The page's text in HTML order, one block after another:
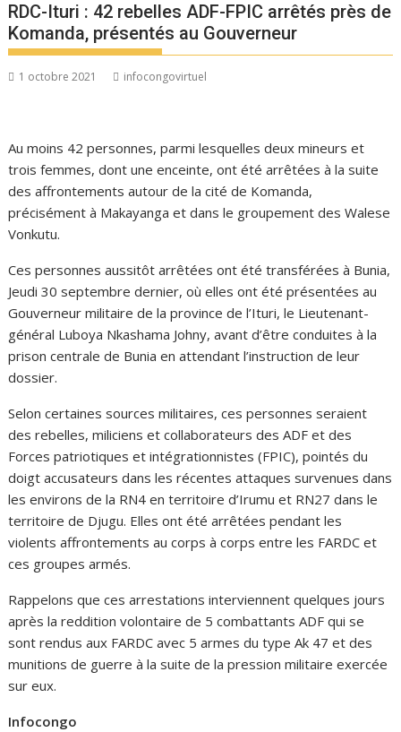
RDC-Ituri : 42 rebelles ADF-FPIC arrêtés près de
Komanda, présentés au Gouverneur
1 octobre 2021 infocongovirtuel
Au moins 42 personnes, parmi lesquelles deux mineurs et
trois femmes, dont une enceinte, ont été arrêtées à la suite
des affrontements autour de la cité de Komanda,
précisément à Makayanga et dans le groupement des Walese
Vonkutu.
Ces personnes aussitôt arrêtées ont été transférées à Bunia,
Jeudi 30 septembre dernier, où elles ont été présentées au
Gouverneur militaire de la province de l’Ituri, le Lieutenant-
général Luboya Nkashama Johny, avant d’être conduites à la
prison centrale de Bunia en attendant l’instruction de leur
dossier.
Selon certaines sources militaires, ces personnes seraient
des rebelles, miliciens et collaborateurs des ADF et des
Forces patriotiques et intégrationnistes (FPIC), pointés du
doigt accusateurs dans les récentes attaques survenues dans
les environs de la RN4 en territoire d’Irumu et RN27 dans le
territoire de Djugu. Elles ont été arrêtées pendant les
violents affrontements au corps à corps entre les FARDC et
ces groupes armés.
Rappelons que ces arrestations interviennent quelques jours
après la reddition volontaire de 5 combattants ADF qui se
sont rendus aux FARDC avec 5 armes du type Ak 47 et des
munitions de guerre à la suite de la pression militaire exercée
sur eux.
Infocongo